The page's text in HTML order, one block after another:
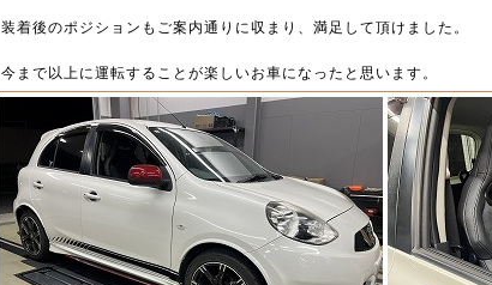
装着後のポジションもご案内通りに収まり、満足して頂けました。
今まで以上に運転することが楽しいお車になったと思います。